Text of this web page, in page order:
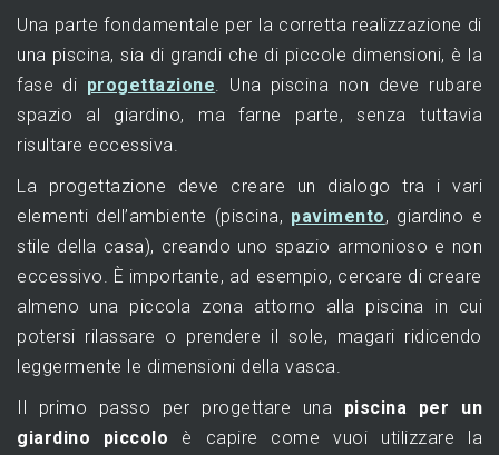
Una parte fondamentale per la corretta realizzazione di
una piscina, sia di grandi che di piccole dimensioni, è la
fase di progettazione . Una piscina non deve rubare
spazio al giardino, ma farne parte, senza tuttavia
risultare eccessiva.
La progettazione deve creare un dialogo tra i vari
elementi dell’ambiente (piscina, pavimento, giardino e
stile della casa), creando uno spazio armonioso e non
eccessivo. È importante, ad esempio, cercare di creare
almeno una piccola zona attorno alla piscina in cui
potersi rilassare o prendere il sole, magari ridicendo
leggermente le dimensioni della vasca.
Il primo passo per progettare una piscina per un
giardino piccolo è capire come vuoi utilizzare la